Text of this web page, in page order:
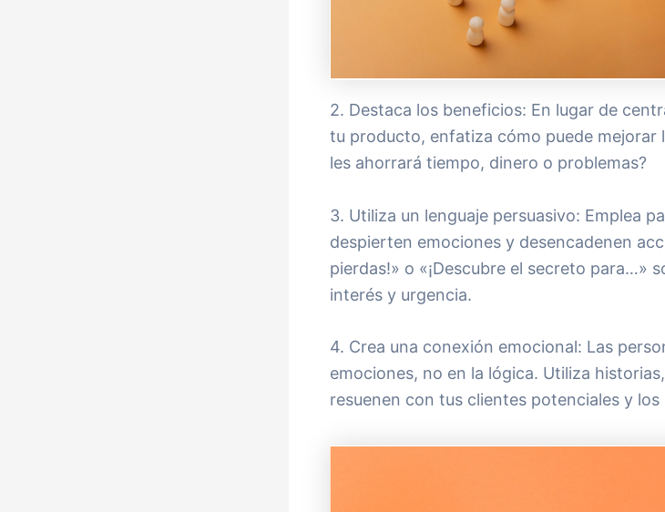
2. Destaca los beneficios: En lugar de
tu producto, enfatiza cómo puede mejorar
les ahorrará tiempo, dinero o problemas?
3. Utiliza un lenguaje persuasivo: Emplea
despierten emociones y desencadenen
pierdas!» o «¡Descubre el secreto para…»
interés y urgencia.
4. Crea una conexión emocional: Las
emociones, no en la lógica. Utiliza
resuenen con tus clientes potenciales y los